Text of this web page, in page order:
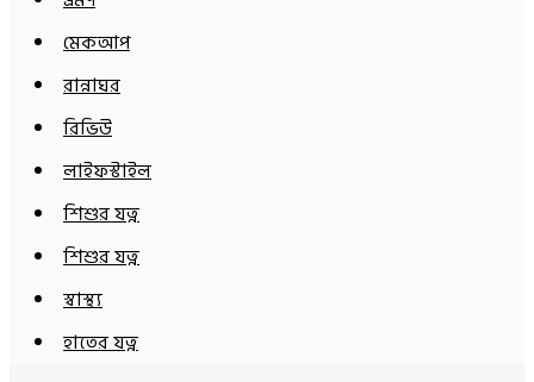
মেকআপ
রান্নাঘর
রিভিউ
লাইফস্টাইল
শিশুর যত্ন
শিশুর যত্ন
স্বাস্থ্য
হাতের যত্ন